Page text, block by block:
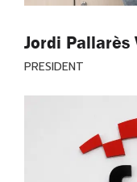
Jordi Pallarès
PRESIDENT